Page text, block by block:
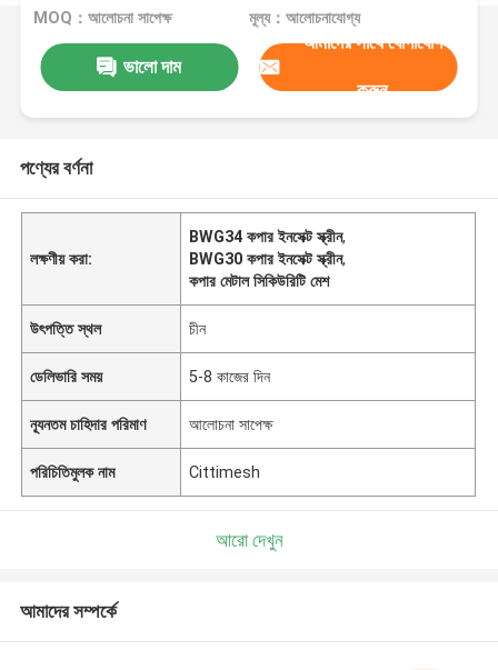
MOQ：আলোচনা সাপেক্ষ মূল্য：আলোচনাযোগ্য
ভালো দাম
আমাদের সাথে যোগাযোগ
করুন
পণ্যের বর্ণনা
লক্ষণীয় করা:
BWG34 কপার ইনসেক্ট স্ক্রীন,
BWG30 কপার ইনসেক্ট স্ক্রীন,
কপার মেটাল সিকিউরিটি মেশ
উৎপত্তি স্থল চীন
ডেলিভারি সময় 5-8 কাজের দিন
ন্যূনতম চাহিদার পরিমাণ আলোচনা সাপেক্ষ
পরিচিতিমুলক নাম Cittimesh
আরো দেখুন
আমাদের সম্পর্কে